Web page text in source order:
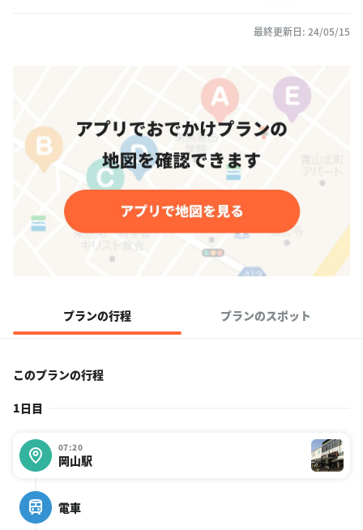
最終更新日: 24/05/15
プランの行程 プランのスポット
このプランの行程
1日目
07:20
岡山駅
電車